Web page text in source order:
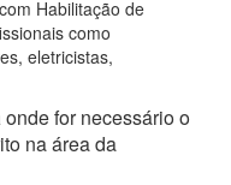
Habilitação de
como
eletricistas,
onde for necessário o
na área da